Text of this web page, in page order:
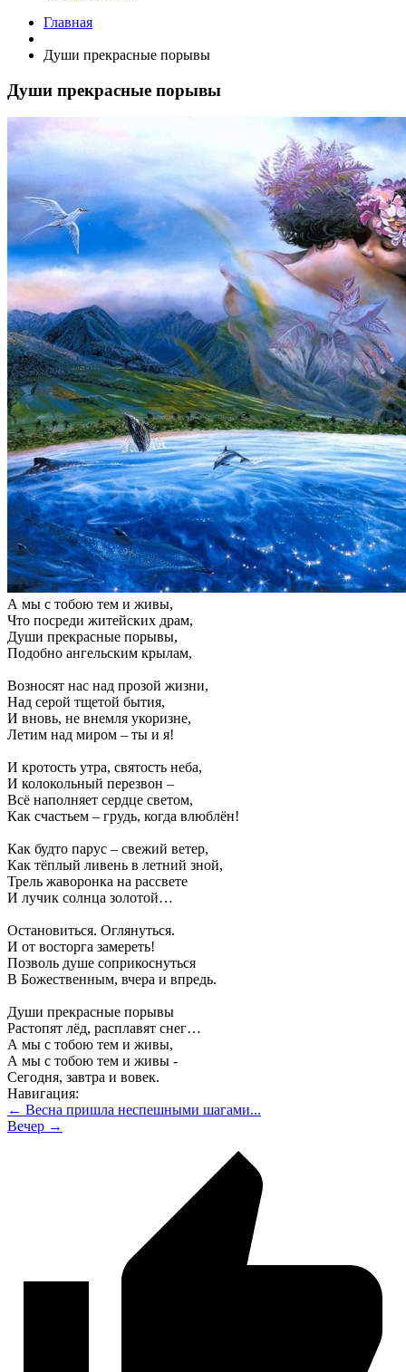
Главная
Души прекрасные порывы
Души прекрасные порывы
А мы с тобою тем и живы,
Что посреди житейских драм,
Души прекрасные порывы,
Подобно ангельским крылам,
Возносят нас над прозой жизни,
Над серой тщетой бытия,
И вновь, не внемля укоризне,
Летим над миром – ты и я!
И кротость утра, святость неба,
И колокольный перезвон –
Всё наполняет сердце светом,
Как счастьем – грудь, когда влюблён!
Как будто парус – свежий ветер,
Как тёплый ливень в летний зной,
Трель жаворонка на рассвете
И лучик солнца золотой…
Остановиться. Оглянуться.
И от восторга замереть!
Позволь душе соприкоснуться
В Божественным, вчера и впредь.
Души прекрасные порывы
Растопят лёд, расплавят снег…
А мы с тобою тем и живы,
А мы с тобою тем и живы -
Сегодня, завтра и вовек.
Навигация:
← Весна пришла неспешными шагами...
Вечер →